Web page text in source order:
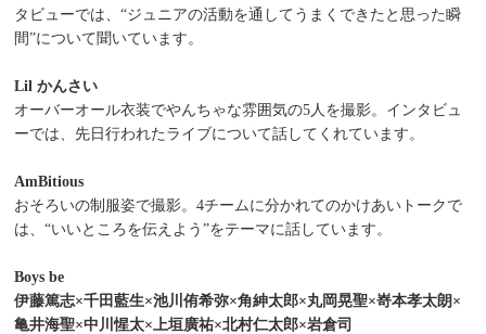
タビューでは、“ジュニアの活動を通してうまくできたと思った瞬
間”について聞いています。
Lil かんさい
オーバーオール衣装でやんちゃな雰囲気の5人を撮影。インタビュ
ーでは、先日行われたライブについて話してくれています。
AmBitious
おそろいの制服姿で撮影。4チームに分かれてのかけあいトークで
は、“いいところを伝えよう”をテーマに話しています。
Boys be
伊藤篤志×千田藍生×池川侑希弥×角紳太郎×丸岡晃聖×嵜本孝太朗×
亀井海聖×中川惺太×上垣廣祐×北村仁太郎×岩倉司